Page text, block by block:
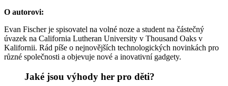
O autorovi:
Evan Fischer je spisovatel na volné noze a student na částečný
úvazek na California Lutheran University v Thousand Oaks v
Kalifornii. Rád píše o nejnovějších technologických novinkách pro
různé společnosti a objevuje nové a inovativní gadgety.
Jaké jsou výhody her pro děti?